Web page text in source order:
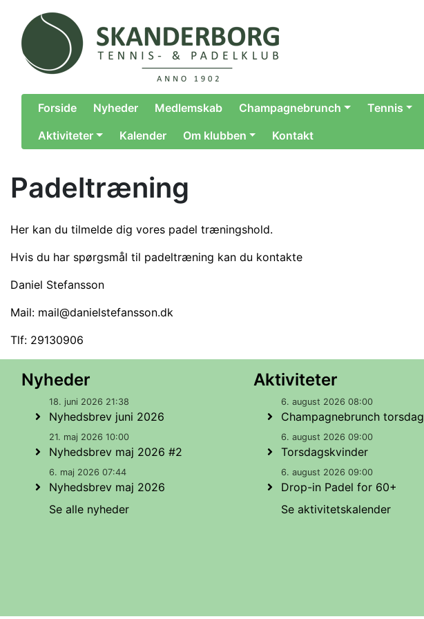
Forside Nyheder Medlemskab Champagnebrunch Tennis
Aktiviteter
Kalender Om klubben Kontakt
Padeltræning
Her kan du tilmelde dig vores padel træningshold.
Hvis du har spørgsmål til padeltræning kan du kontakte
Daniel Stefansson
Mail: mail@danielstefansson.dk
Tlf: 29130906
Nyheder
18. juni 2026 21:38
Nyhedsbrev juni 2026
21. maj 2026 10:00
Nyhedsbrev maj 2026 #2
6. maj 2026 07:44
Nyhedsbrev maj 2026
Se alle nyheder
Aktiviteter
6. august 2026 08:00
Champagnebrunch torsdag
6. august 2026 09:00
Torsdagskvinder
6. august 2026 09:00
Drop-in Padel for 60+
Se aktivitetskalender